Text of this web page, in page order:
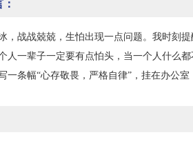
，战战兢兢，生怕出现一点问题。我时刻
人一辈子一定要有点怕头，当一个人什么
一条幅“心存敬畏，严格自律”，挂在办公